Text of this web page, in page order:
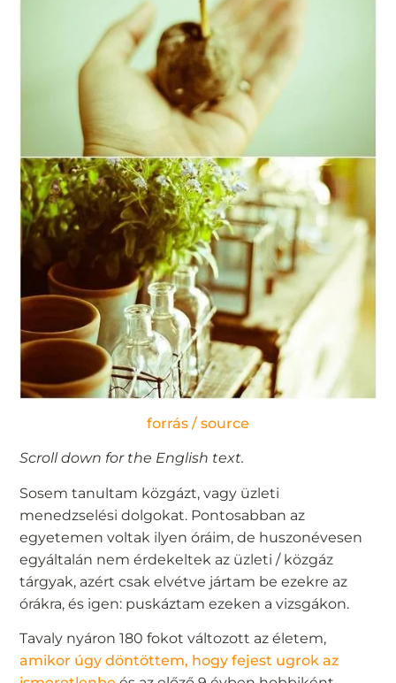
forrás / source
Scroll down for the English text.
Sosem tanultam közgázt, vagy üzleti
menedzselési dolgokat. Pontosabban az
egyetemen voltak ilyen óráim, de huszonévesen
egyáltalán nem érdekeltek az üzleti / közgáz
tárgyak, azért csak elvétve jártam be ezekre az
órákra, és igen: puskáztam ezeken a vizsgákon.
Tavaly nyáron 180 fokot változott az életem,
amikor úgy döntöttem, hogy fejest ugrok az